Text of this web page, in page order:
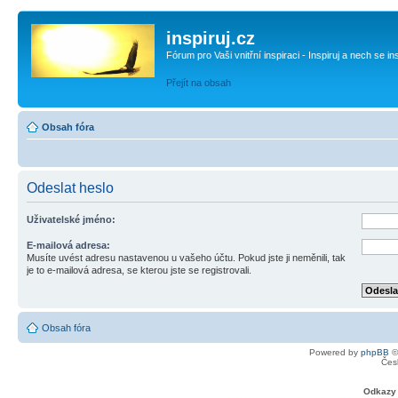
inspiruj.cz
Fórum pro Vaši vnitřní inspiraci - Inspiruj a nech se
Přejít na obsah
Obsah fóra
Odeslat heslo
Uživatelské jméno:
E-mailová adresa:
Musíte uvést adresu nastavenou u vašeho účtu. Pokud jste ji neměnili, tak
je to e-mailová adresa, se kterou jste se registrovali.
Obsah fóra
Powered by phpBB